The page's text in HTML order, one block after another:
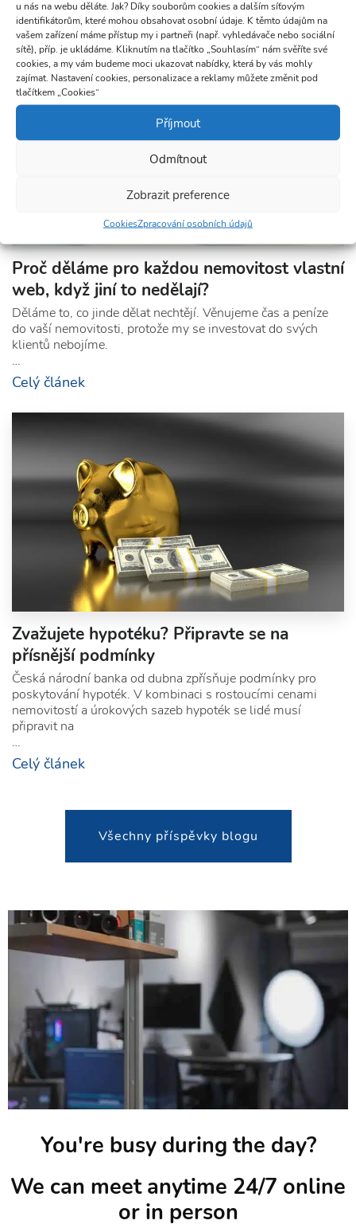
u nás na webu děláte. Jak? Díky souborům cookies a dalším síťovým
identifikátorům, které mohou obsahovat osobní údaje. K těmto údajům na
vašem zařízení máme přístup my i partneři (např. vyhledávače nebo sociální
sítě), příp. je ukládáme. Kliknutím na tlačítko „Souhlasím“ nám svěříte své
cookies, a my vám budeme moci ukazovat nabídky, která by vás mohly
zajímat. Nastavení cookies, personalizace a reklamy můžete změnit pod
tlačítkem „Cookies“
Příjmout
Odmítnout
Zobrazit preference
CookiesZpracování osobních údajů
informace z oboru.
Proč děláme pro každou nemovitost vlastní
web, když jiní to nedělají?
Děláme to, co jinde dělat n​echtějí. Věnujeme čas a peníze
do vaší nemovitosti, protože my se investovat do svých
klientů nebojíme.
…
Celý článek
Zvažujete hypotéku? Připravte se na
přísnější podmínky
Česká národní banka od dubna zpřísňuje podmínky pro
poskytování hypoték. V kombinaci s rostoucími cenami
nemovitostí a úrokových sazeb hypoték se lidé musí
připravit na
…
Celý článek
Všechny příspěvky blogu
You're busy during the day?
We can meet anytime 24/7 online
or in person